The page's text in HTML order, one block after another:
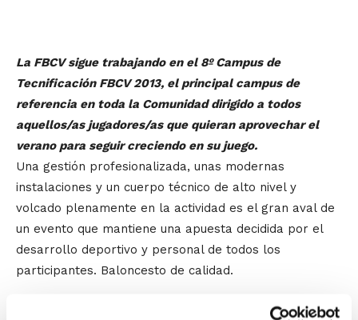
La FBCV sigue trabajando en el 8º Campus de
Tecnificación FBCV 2013, el principal campus de
referencia en toda la Comunidad dirigido a todos
aquellos/as jugadores/as que quieran aprovechar el
verano para seguir creciendo en su juego.
Una gestión profesionalizada, unas modernas
instalaciones y un cuerpo técnico de alto nivel y
volcado plenamente en la actividad es el gran aval de
un evento que mantiene una apuesta decidida por el
desarrollo deportivo y personal de todos los
participantes. Baloncesto de calidad.
Importantes descuentos acompañan esta nueva